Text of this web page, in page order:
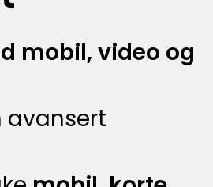
mobil, video og
avansert